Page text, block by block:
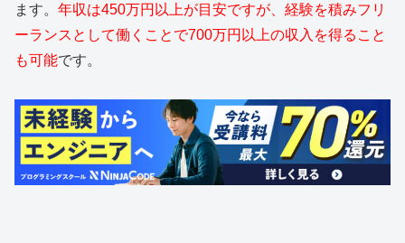
ます。 年収は450万円以上が目安ですが、経験を積みフリ
ーランスとして働くことで700万円以上の収入を得ること
も可能です。